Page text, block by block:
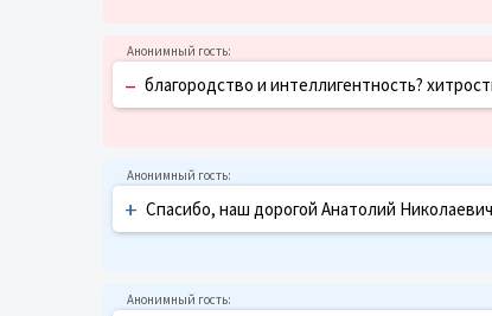
– благородство и интеллигентность?
+ Спасибо, наш дорогой Анатолий